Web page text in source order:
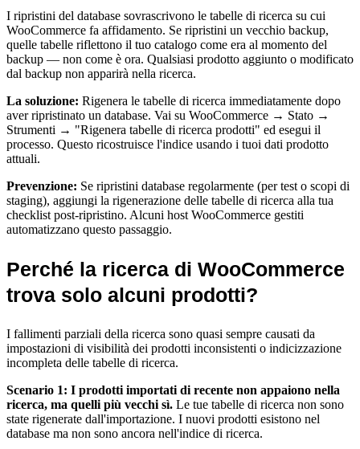
I ripristini del database sovrascrivono le tabelle di ricerca su cui
WooCommerce fa affidamento. Se ripristini un vecchio backup,
quelle tabelle riflettono il tuo catalogo come era al momento del
backup — non come è ora. Qualsiasi prodotto aggiunto o modificato
dal backup non apparirà nella ricerca.
La soluzione: Rigenera le tabelle di ricerca immediatamente dopo
aver ripristinato un database. Vai su WooCommerce → Stato →
Strumenti → "Rigenera tabelle di ricerca prodotti" ed esegui il
processo. Questo ricostruisce l'indice usando i tuoi dati prodotto
attuali.
Prevenzione: Se ripristini database regolarmente (per test o scopi di
staging), aggiungi la rigenerazione delle tabelle di ricerca alla tua
checklist post-ripristino. Alcuni host WooCommerce gestiti
automatizzano questo passaggio.
Perché la ricerca di WooCommerce
trova solo alcuni prodotti?
I fallimenti parziali della ricerca sono quasi sempre causati da
impostazioni di visibilità dei prodotti inconsistenti o indicizzazione
incompleta delle tabelle di ricerca.
Scenario 1: I prodotti importati di recente non appaiono nella
ricerca, ma quelli più vecchi sì. Le tue tabelle di ricerca non sono
state rigenerate dall'importazione. I nuovi prodotti esistono nel
database ma non sono ancora nell'indice di ricerca.